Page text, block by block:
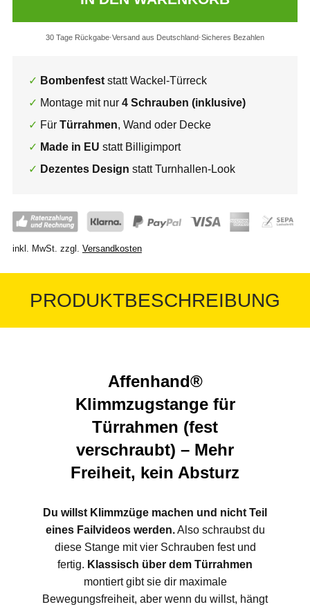
30 Tage Rückgabe Versand aus Deutschland Sicheres Bezahlen
Bombenfeststatt Wackel-Türreck
Montage mit nur 4 Schrauben (inklusive)
Für Türrahmen, Wand oder Decke
Made in EU statt Billigimport
Dezentes Design statt Turnhallen-Look
inkl. MwSt. zzgl. Versandkosten
PRODUKTBESCHREIBUNG
Affenhand®
Klimmzugstange für
Türrahmen (fest
verschraubt) – Mehr
Freiheit, kein Absturz
Du willst Klimmzüge machen und nicht Teil
eines Failvideos werden.Also schraubst du
diese Stange mit vier Schrauben fest und
fertig. Klassisch über dem Türrahmen
montiert gibt sie dir maximale
Bewegungsfreiheit, aber wenn du willst, hängt